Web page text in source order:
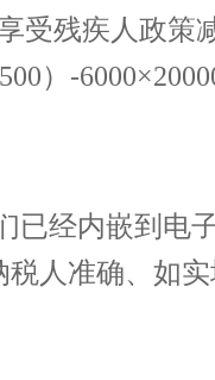
受残疾人政策
）-
已经内嵌到电
税人准确、如